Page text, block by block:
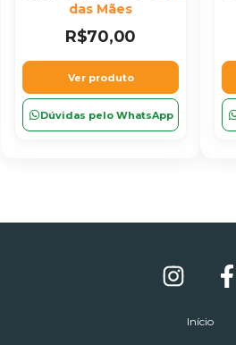
das Mães
R$70,00
Ver produto
Dúvidas pelo WhatsApp
Início